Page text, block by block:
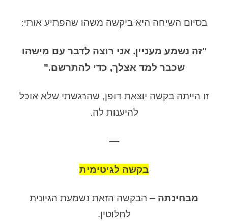
בסיום השיחה היא ביקשה משהו שהפתיע אותי:
"זה נשמע מעניין. אני רוצה לדבר עם מישהו
שכבר למד אצלך, כדי להתרשם."
זו הייתה בקשה יוצאת דופן, שהרגשתי שלא אוכל
להיענות לה.
—
בקשה לגיטימית
מבחינתה – הבקשה הזאת נשמעת הגיונית
לחלוטין.